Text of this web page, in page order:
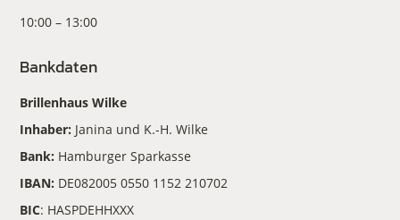
10:00 – 13:00
Bankdaten
Brillenhaus Wilke
Inhaber: Janina und K.-H. Wilke
Bank: Hamburger Sparkasse
IBAN: DE082005 0550 1152 210702
BIC: HASPDEHHXXX